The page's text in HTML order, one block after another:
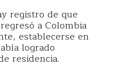
registro de que
a Colombia
establecerse en
logrado
residencia.